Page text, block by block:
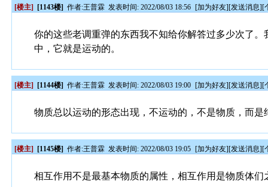
[楼主] [1143楼] 作者:王普霖 发表时间: 2022/08/03 18:56 [加为好友][发送消息][
你的这些老调重弹的东西我不知给你解答过多少次了
中，它就是运动的。
[楼主] [1144楼] 作者:王普霖 发表时间: 2022/08/03 19:00 [加为好友][发送消息][
物质总以运动的形态出现，不运动的，不是物质，而是
[楼主] [1145楼] 作者:王普霖 发表时间: 2022/08/03 19:05 [加为好友][发送消息][
相互作用不是最基本物质的属性，相互作用是物质体们